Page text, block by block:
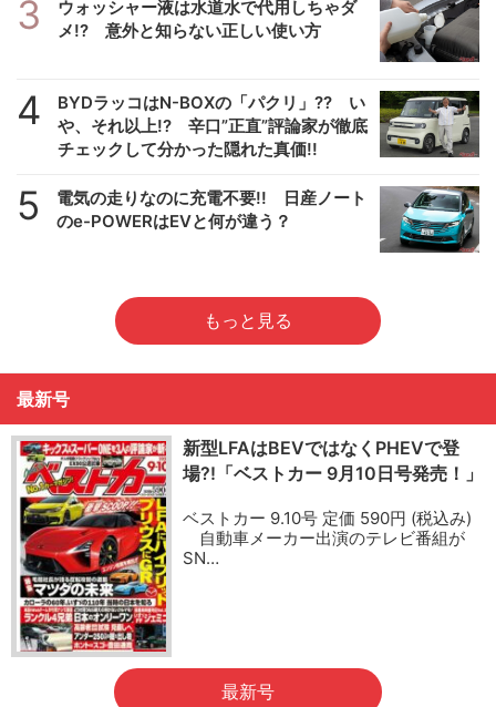
3
ウォッシャー液は水道水で代用しちゃダ
メ!? 意外と知らない正しい使い方
4
BYDラッコはN-BOXの「パクリ」?? い
や、それ以上!? 辛口”正直”評論家が徹底
チェックして分かった隠れた真価!!
5
電気の走りなのに充電不要!! 日産ノート
のe-POWERはEVと何が違う？
もっと見る
最新号
新型LFAはBEVではなくPHEVで登
場?!「ベストカー 9月10日号発売！」
ベストカー 9.10号 定価 590円 (税込み)
自動車メーカー出演のテレビ番組が
SN…
最新号